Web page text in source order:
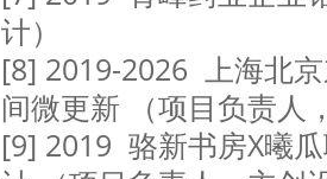
计）
[8] 2019-2026 上海北
间微更新 （项目负责人
[9] 2019 骆新书房X曦